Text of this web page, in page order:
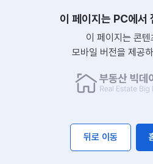
이 페이지는 PC에서
이 페이지는 콘텐
모바일 버전을 제공
뒤로 이동